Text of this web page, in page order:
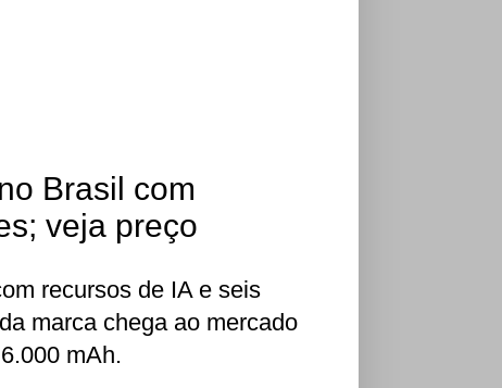
Brasil com
veja preço
recursos de IA e seis
marca chega ao mercado
mAh.